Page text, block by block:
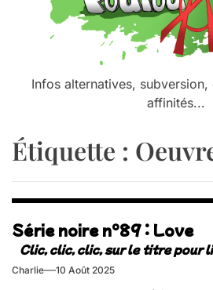
Infos alternatives,
affinités...
Étiquette :
Série noire n°89 : Love
Charlie 10 Août 2025